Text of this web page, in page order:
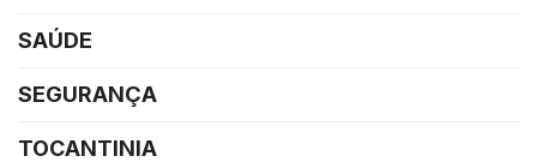
SAÚDE
SEGURANÇA
TOCANTINIA